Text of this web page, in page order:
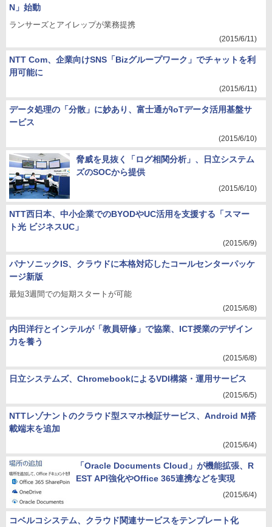
N」始動
ランサーズとアイレップが業務提携
(2015/6/11)
NTT Com、企業向けSNS「Bizグループワーク」でチャットを利
用可能に
(2015/6/11)
データ処理の「分散」に妙あり、富士通がIoTデータ活用基盤サ
ービス
(2015/6/10)
脅威を見抜く「ログ相関分析」、日立システム
ズのSOCから提供
(2015/6/10)
NTT西日本、中小企業でのBYODやUC活用を支援する「スマー
ト光 ビジネスUC」
(2015/6/9)
パナソニックIS、クラウドに本格対応したコールセンターパッケ
ージ新版
最短3週間での短期スタートが可能
(2015/6/8)
内田洋行とインテルが「教員研修」で協業、ICT授業のデザイン
力を養う
(2015/6/8)
日立システムズ、ChromebookによるVDI構築・運用サービス
(2015/6/5)
NTTレゾナントのクラウド型スマホ検証サービス、Android M搭
載端末を追加
(2015/6/4)
「Oracle Documents Cloud」が機能拡張、R
EST API強化やOffice 365連携などを実現
(2015/6/4)
コベルコシステム、クラウド関連サービスをテンプレート化